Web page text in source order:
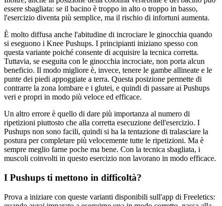
essere sbagliata: se il bacino è troppo in alto o troppo in basso,
l'esercizio diventa più semplice, ma il rischio di infortuni aumenta.
È molto diffusa anche l'abitudine di incrociare le ginocchia quando
si eseguono i Knee Pushups. I principianti iniziano spesso con
questa variante poiché consente di acquisire la tecnica corretta.
Tuttavia, se eseguita con le ginocchia incrociate, non porta alcun
beneficio. Il modo migliore è, invece, tenere le gambe allineate e le
punte dei piedi appoggiate a terra. Questa posizione permette di
contrarre la zona lombare e i glutei, e quindi di passare ai Pushups
veri e propri in modo più veloce ed efficace.
Un altro errore è quello di dare più importanza al numero di
ripetizioni piuttosto che alla corretta esecuzione dell'esercizio. I
Pushups non sono facili, quindi si ha la tentazione di tralasciare la
postura per completare più velocemente tutte le ripetizioni. Ma è
sempre meglio farne poche ma bene. Con la tecnica sbagliata, i
muscoli coinvolti in questo esercizio non lavorano in modo efficace.
I Pushups ti mettono in difficoltà?
Prova a iniziare con queste varianti disponibili sull'app di Freeletics: